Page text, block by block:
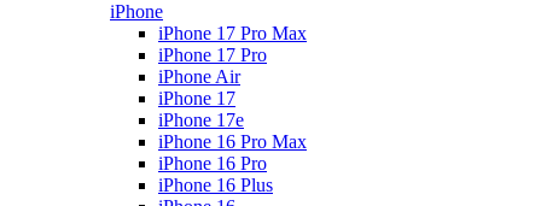
iPhone
iPhone 17 Pro Max
iPhone 17 Pro
iPhone Air
iPhone 17
iPhone 17e
iPhone 16 Pro Max
iPhone 16 Pro
iPhone 16 Plus